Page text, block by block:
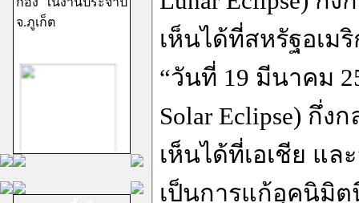
จ.ภูเก็ต
ชีอะฮ์อิหม่ามสิบ
เห็นได้ที่สหรัฐอเม
“วันที่ 19 มีนาคม
Solar Eclipse) กึ่ง
เห็นได้ที่เอเชีย แ
เป็นการแก้อุคนิมิ